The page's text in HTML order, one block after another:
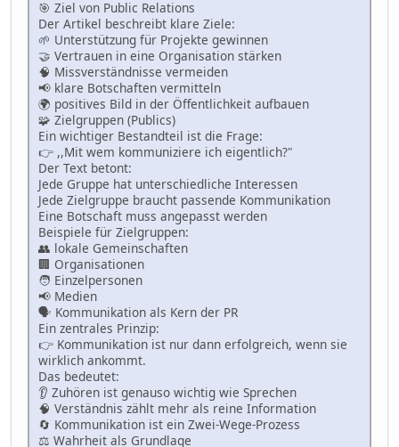
🎯 Ziel von Public Relations
Der Artikel beschreibt klare Ziele:
🌱 Unterstützung für Projekte gewinnen
🤝 Vertrauen in eine Organisation stärken
🧠 Missverständnisse vermeiden
📢 klare Botschaften vermitteln
🌍 positives Bild in der Öffentlichkeit aufbauen
🧩 Zielgruppen (Publics)
Ein wichtiger Bestandteil ist die Frage:
👉 ,,Mit wem kommuniziere ich eigentlich?"
Der Text betont:
Jede Gruppe hat unterschiedliche Interessen
Jede Zielgruppe braucht passende Kommunikation
Eine Botschaft muss angepasst werden
Beispiele für Zielgruppen:
👥 lokale Gemeinschaften
🏢 Organisationen
🧑 Einzelpersonen
📢 Medien
🗣 Kommunikation als Kern der PR
Ein zentrales Prinzip:
👉 Kommunikation ist nur dann erfolgreich, wenn sie
wirklich ankommt.
Das bedeutet:
👂 Zuhören ist genauso wichtig wie Sprechen
🧠 Verständnis zählt mehr als reine Information
🔄 Kommunikation ist ein Zwei-Wege-Prozess
⚖️ Wahrheit als Grundlage